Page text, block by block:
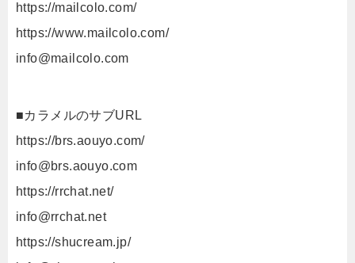
https://mailcolo.com/
https://www.mailcolo.com/
info@mailcolo.com
■カラメルのサブURL
https://brs.aouyo.com/
info@brs.aouyo.com
https://rrchat.net/
info@rrchat.net
https://shucream.jp/